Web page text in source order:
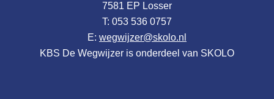
7581 EP Losser
T: 053 536 0757
E: wegwijzer@skolo.nl
KBS De Wegwijzer is onderdeel van SKOLO